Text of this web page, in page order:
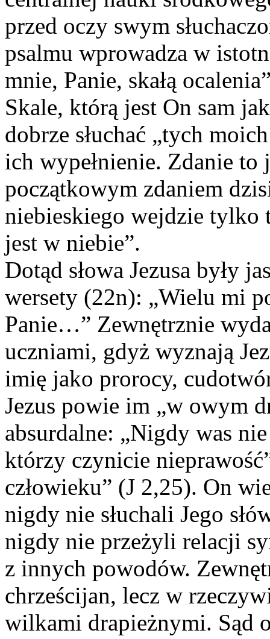
przed oczy swym
psalmu wprowadza w
mnie, Panie, skałą
Skale, którą jest On sam
dobrze słuchać „tych
ich wypełnienie. Zdanie to
początkowym zdaniem
niebieskiego wejdzie tylko
jest w niebie”.
Dotąd słowa Jezusa były
wersety (22n): „Wielu mi
Panie…” Zewnętrznie
uczniami, gdyż wyznają
imię jako prorocy,
Jezus powie im „w owym
absurdalne: „Nigdy was
którzy czynicie
człowieku” (J 2,25). On
nigdy nie słuchali Jego
nigdy nie przeżyli relacji
z innych powodów.
chrześcijan, lecz w
wilkami drapieżnymi. Sąd